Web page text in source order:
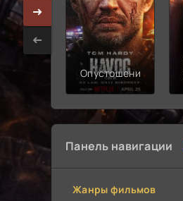
Опустошение
Панель навигации
Жанры фильмов